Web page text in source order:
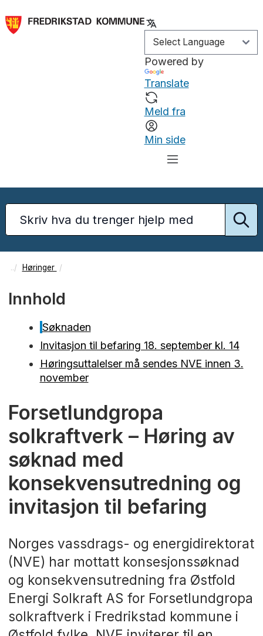
Powered by
Translate
Meld fra
Min side
Høringer
Innhold
Søknaden
Invitasjon til befaring 18. september kl. 14
Høringsuttalelser må sendes NVE innen 3.
november
Forsetlundgropa
solkraftverk – Høring av
søknad med
konsekvensutredning og
invitasjon til befaring
Norges vassdrags- og energidirektorat
(NVE) har mottatt konsesjonssøknad
og konsekvensutredning fra Østfold
Energi Solkraft AS for Forsetlundgropa
solkraftverk i Fredrikstad kommune i